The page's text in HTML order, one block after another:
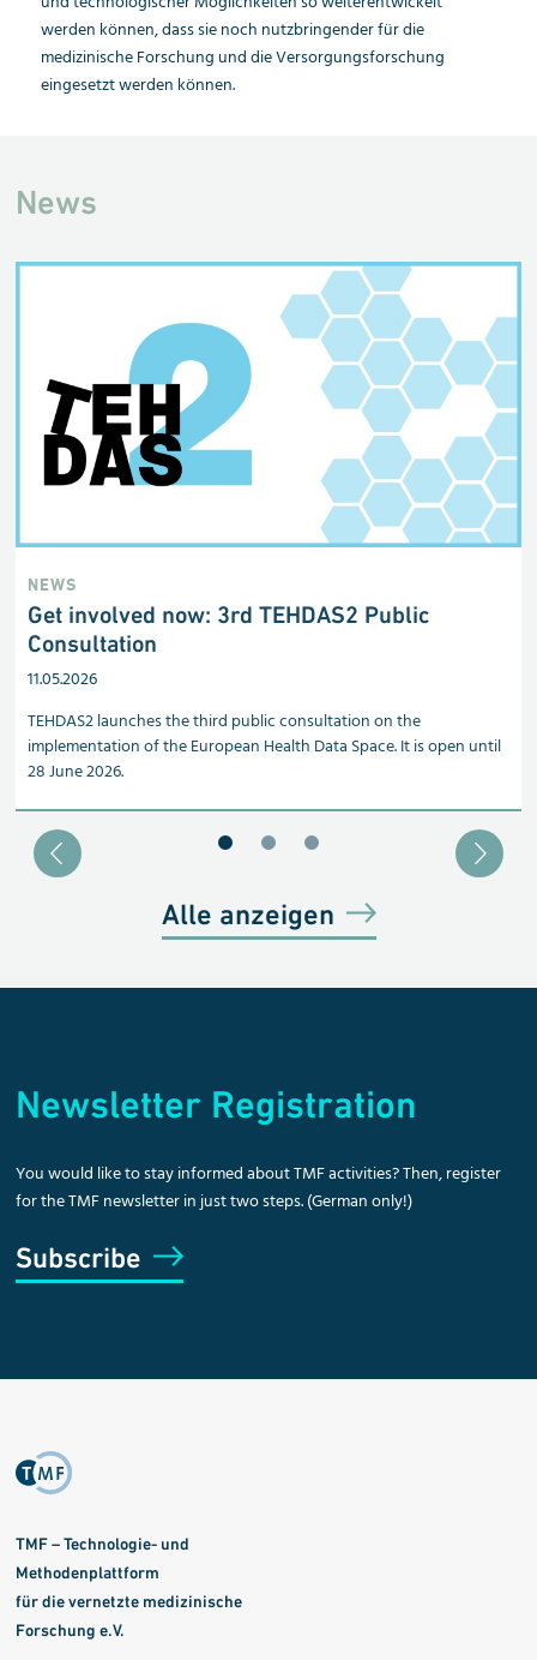
werden können, dass sie noch nutzbringender für die
medizinische Forschung und die Versorgungsforschung
eingesetzt werden können.
News
NEWS
Get involved now: 3rd TEHDAS2 Public
Consultation
11.05.2026
TEHDAS2 launches the third public consultation on the
implementation of the European Health Data Space. It is open until
28 June 2026.
Alle anzeigen
Newsletter Registration
You would like to stay informed about TMF activities? Then, register
for the TMF newsletter in just two steps. (German only!)
Subscribe
TMF – Technologie- und
Methodenplattform
für die vernetzte medizinische
Forschung e.V.